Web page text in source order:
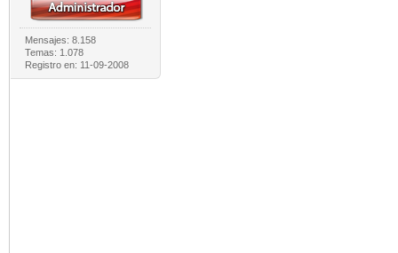
Mensajes: 8.158
Temas: 1.078
Registro en: 11-09-2008